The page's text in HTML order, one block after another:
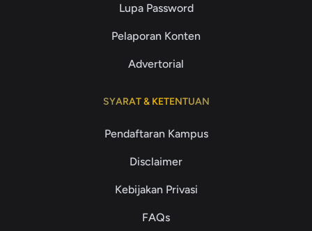
Lupa Password
Pelaporan Konten
Advertorial
SYARAT & KETENTUAN
Pendaftaran Kampus
Disclaimer
Kebijakan Privasi
FAQs